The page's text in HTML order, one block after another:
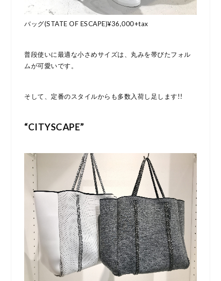
バッグ(STATE OF ESCAPE)¥36,000+tax
普段使いに最適な小さめサイズは、丸みを帯びたフォル
ムが可愛いです。
そして、定番のスタイルからも多数入荷し足します!!
“CITYSCAPE”